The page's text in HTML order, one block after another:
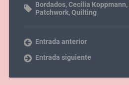
Bordados,Cecilia Koppmann,
Patchwork,Quilting
Entrada anterior
Entrada siguiente